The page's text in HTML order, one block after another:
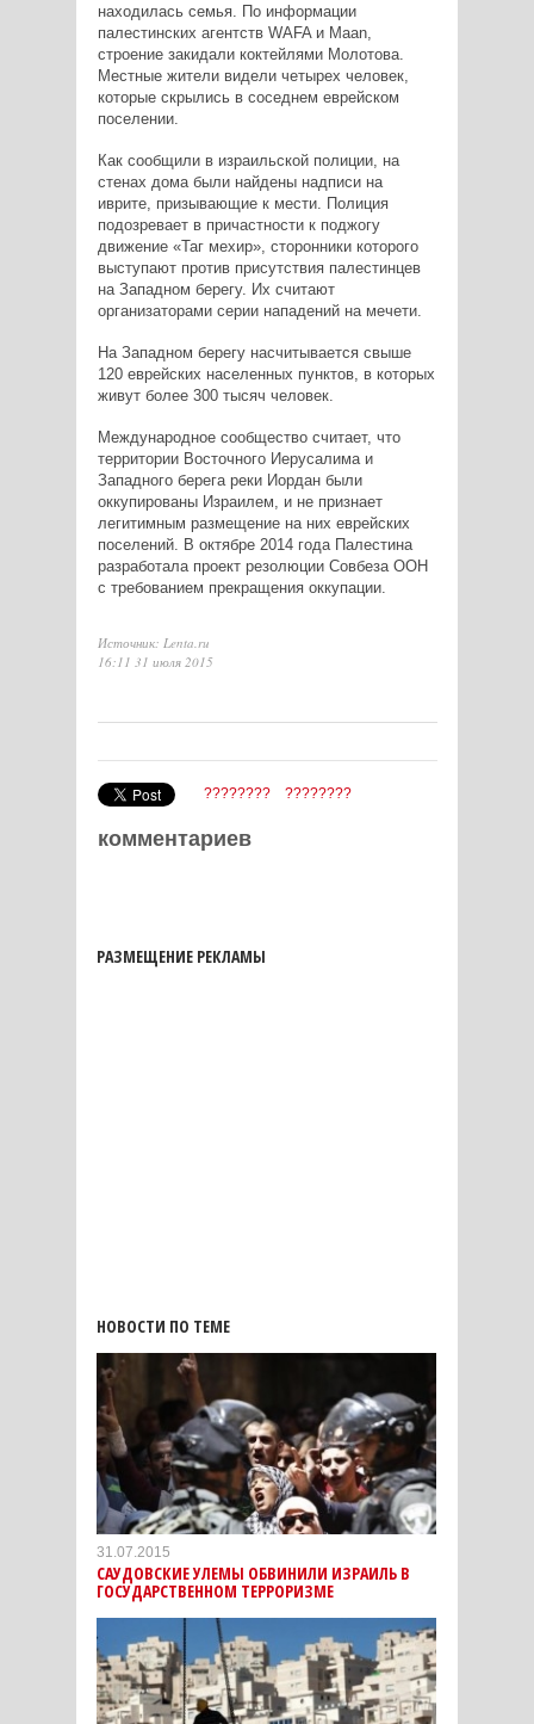
находилась семья. По информации
палестинских агентств WAFA и Maan,
строение закидали коктейлями Молотова.
Местные жители видели четырех человек,
которые скрылись в соседнем еврейском
поселении.
Как сообщили в израильской полиции, на
стенах дома были найдены надписи на
иврите, призывающие к мести. Полиция
подозревает в причастности к поджогу
движение «Таг мехир», сторонники которого
выступают против присутствия палестинцев
на Западном берегу. Их считают
организаторами серии нападений на мечети.
На Западном берегу насчитывается свыше
120 еврейских населенных пунктов, в которых
живут более 300 тысяч человек.
Международное сообщество считает, что
территории Восточного Иерусалима и
Западного берега реки Иордан были
оккупированы Израилем, и не признает
легитимным размещение на них еврейских
поселений. В октябре 2014 года Палестина
разработала проект резолюции Совбеза ООН
с требованием прекращения оккупации.
Источник: Lenta.ru
16:11 31 июля 2015
???????? ????????
комментариев
РАЗМЕЩЕНИЕ РЕКЛАМЫ
НОВОСТИ ПО ТЕМЕ
31.07.2015
САУДОВСКИЕ УЛЕМЫ ОБВИНИЛИ ИЗРАИЛЬ В
ГОСУДАРСТВЕННОМ ТЕРРОРИЗМЕ